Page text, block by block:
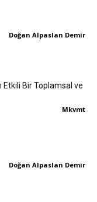
Doğan Alpaslan Demir
Etkili Bir Toplamsal ve
Mkvmt
Doğan Alpaslan Demir